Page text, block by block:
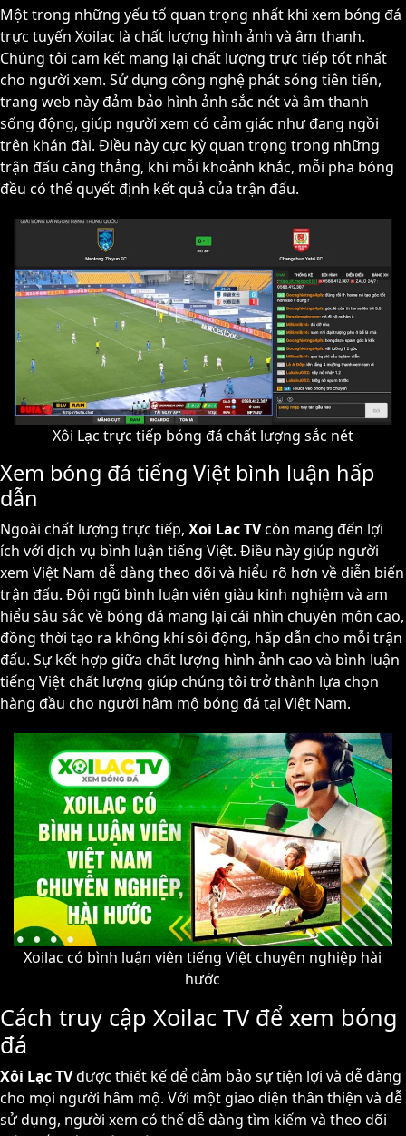
Một trong những yếu tố quan trọng nhất khi xem bóng đá
trực tuyến Xoilac là chất lượng hình ảnh và âm thanh.
Chúng tôi cam kết mang lại chất lượng trực tiếp tốt nhất
cho người xem. Sử dụng công nghệ phát sóng tiên tiến,
trang web này đảm bảo hình ảnh sắc nét và âm thanh
sống động, giúp người xem có cảm giác như đang ngồi
trên khán đài. Điều này cực kỳ quan trọng trong những
trận đấu căng thẳng, khi mỗi khoảnh khắc, mỗi pha bóng
đều có thể quyết định kết quả của trận đấu.
Xôi Lạc trực tiếp bóng đá chất lượng sắc nét
Xem bóng đá tiếng Việt bình luận hấp
dẫn
Ngoài chất lượng trực tiếp, Xoi Lac TVcòn mang đến lợi
ích với dịch vụ bình luận tiếng Việt. Điều này giúp người
xem Việt Nam dễ dàng theo dõi và hiểu rõ hơn về diễn biến
trận đấu. Đội ngũ bình luận viên giàu kinh nghiệm và am
hiểu sâu sắc về bóng đá mang lại cái nhìn chuyên môn cao,
đồng thời tạo ra không khí sôi động, hấp dẫn cho mỗi trận
đấu. Sự kết hợp giữa chất lượng hình ảnh cao và bình luận
tiếng Việt chất lượng giúp chúng tôi trở thành lựa chọn
hàng đầu cho người hâm mộ bóng đá tại Việt Nam.
Xoilac có bình luận viên tiếng Việt chuyên nghiệp hài
hước
Cách truy cập Xoilac TV để xem bóng
đá
Xôi Lạc TVđược thiết kế để đảm bảo sự tiện lợi và dễ dàng
cho mọi người hâm mộ. Với một giao diện thân thiện và dễ
sử dụng, người xem có thể dễ dàng tìm kiếm và theo dõi